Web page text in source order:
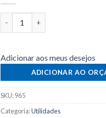
Adicionar aos meus desejos
ADICIONAR AO
SKU:965
Categoria:Utilidades